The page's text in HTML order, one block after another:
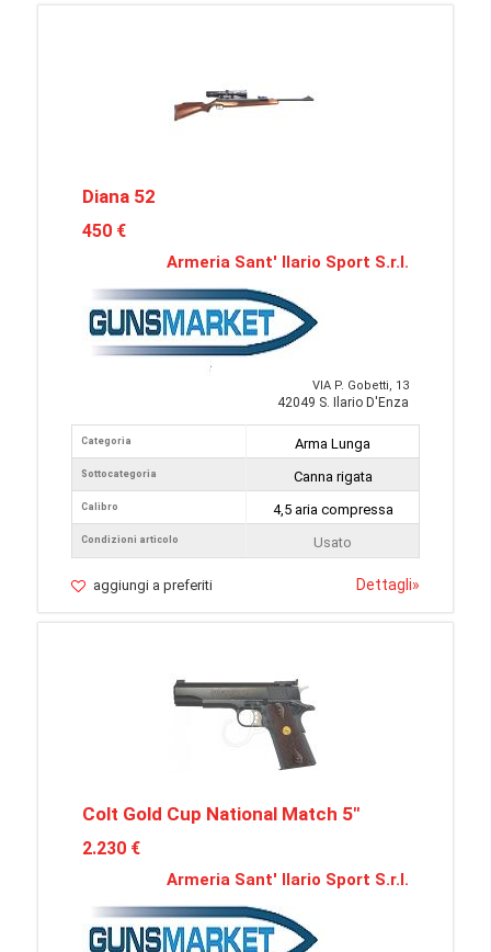
Diana 52
450 €
Armeria Sant' Ilario Sport S.r.l.
VIA P. Gobetti, 13
42049 S. Ilario D'Enza
Categoria
Sottocategoria
Calibro
Condizioni articolo
Arma Lunga
Canna rigata
4,5 aria compressa
Usato
aggiungi a preferiti Dettagli»
Colt Gold Cup National Match 5"
2.230 €
Armeria Sant' Ilario Sport S.r.l.